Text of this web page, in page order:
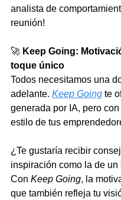
analista de
reunión!
🚀 Keep Going:
toque único
Todos necesitamos una
adelante. Keep Going te
generada por IA, pero
estilo de tus
¿Te gustaría recibir
inspiración como la de
Con Keep Going, la
que también refleja tu